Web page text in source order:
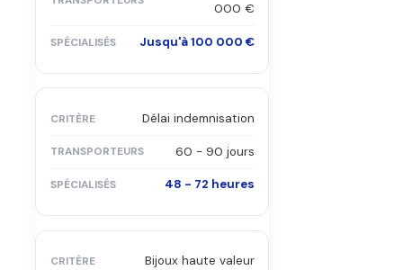
000 €
Jusqu'à 100 000 €
Délai indemnisation
60 - 90 jours
48 - 72 heures
Bijoux haute valeur